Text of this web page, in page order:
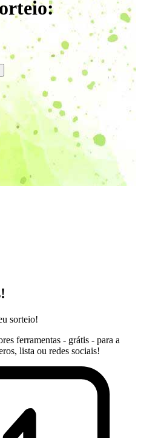
sorteio!
ferramentas - grátis - para a
lista ou redes sociais!